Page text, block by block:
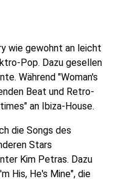
wie gewohnt an leicht
Pop. Dazu gesellen
Während "Woman's
Beat und Retro-
an Ibiza-House.
die Songs des
Stars
Kim Petras. Dazu
His, He's Mine", die